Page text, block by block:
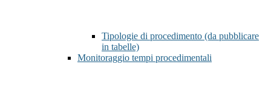
Tipologie di procedimento (da pubblicare
in tabelle)
Monitoraggio tempi procedimentali